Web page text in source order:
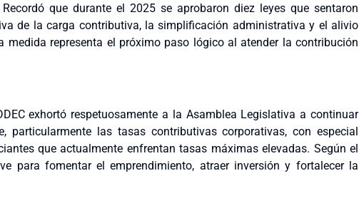
que durante el 2025 se aprobaron diez leyes que sentaron
de la carga contributiva, la simplificación administrativa y el alivio
medida representa el próximo paso lógico al atender la contribución
exhortó respetuosamente a la Asamblea Legislativa a continuar
particularmente las tasas contributivas corporativas, con especial
que actualmente enfrentan tasas máximas elevadas. Según el
para fomentar el emprendimiento, atraer inversión y fortalecer la